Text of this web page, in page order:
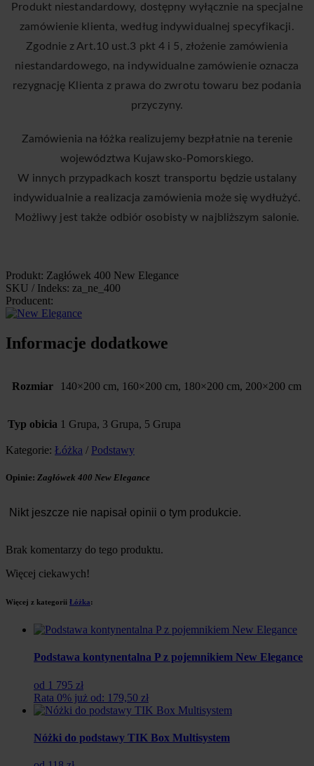
Produkt niestandardowy, dostępny wyłącznie na specjalne
zamówienie klienta, według indywidualnej specyfikacji.
Zgodnie z Art.10 ust.3 pkt 4 i 5, złożenie zamówienia
niestandardowego, na indywidualne zamówienie oznacza
rezygnację Klienta z prawa do zwrotu towaru bez podania
przyczyny.
Zamówienia na łóżka realizujemy bezpłatnie na terenie
województwa Kujawsko-Pomorskiego.
W innych przypadkach koszt transportu będzie ustalany
indywidualnie a realizacja zamówienia może się wydłużyć.
Możliwy jest także odbiór osobisty w najbliższym salonie.
Produkt: Zagłówek 400 New Elegance
SKU / Indeks: za_ne_400
Producent:
Informacje dodatkowe
Rozmiar 140×200 cm, 160×200 cm, 180×200 cm, 200×200 cm
Typ obicia 1 Grupa, 3 Grupa, 5 Grupa
Kategorie: Łóżka / Podstawy
Opinie: Zagłówek 400 New Elegance
Nikt jeszcze nie napisał opinii o tym produkcie.
Brak komentarzy do tego produktu.
Więcej ciekawych!
Więcej z kategorii Łóżka:
Podstawa kontynentalna P z pojemnikiem New Elegance
od 1 795 zł
Rata 0% już od: 179,50 zł
Nóżki do podstawy TIK Box Multisystem